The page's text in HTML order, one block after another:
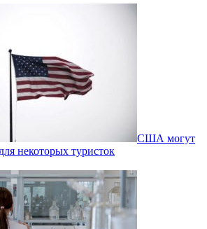
США могут
некоторых туристок